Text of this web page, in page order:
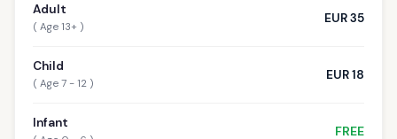
Adult
( Age 13+ )
EUR 35
Child
( Age 7 - 12 )
EUR 18
Infant
FREE